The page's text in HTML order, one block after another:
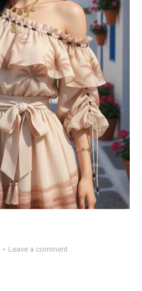
Leave a comment